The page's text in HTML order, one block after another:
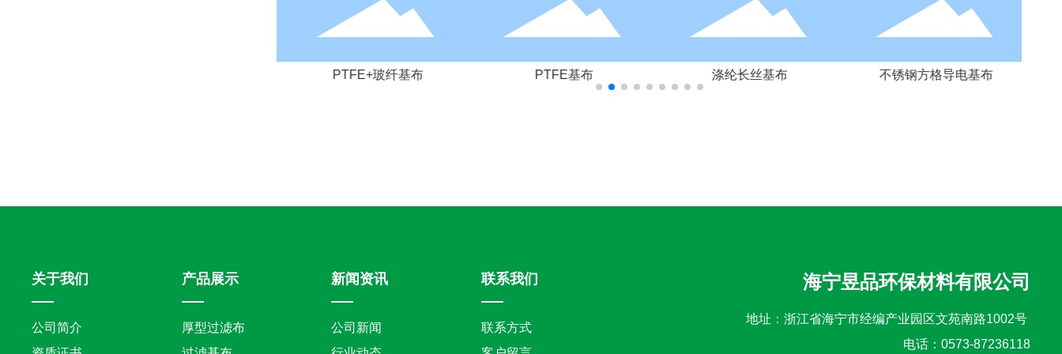
PTFE+玻纤基布 PTFE基布 涤纶长丝基布 不锈钢方格导电基布
关于我们
公司简介
产品展示
厚型过滤布
新闻资讯
公司新闻
联系我们
联系方式
海宁昱品环保材料有限公司
地址：浙江省海宁市经编产业园区文苑南路1002号
电话： 0573-87236118